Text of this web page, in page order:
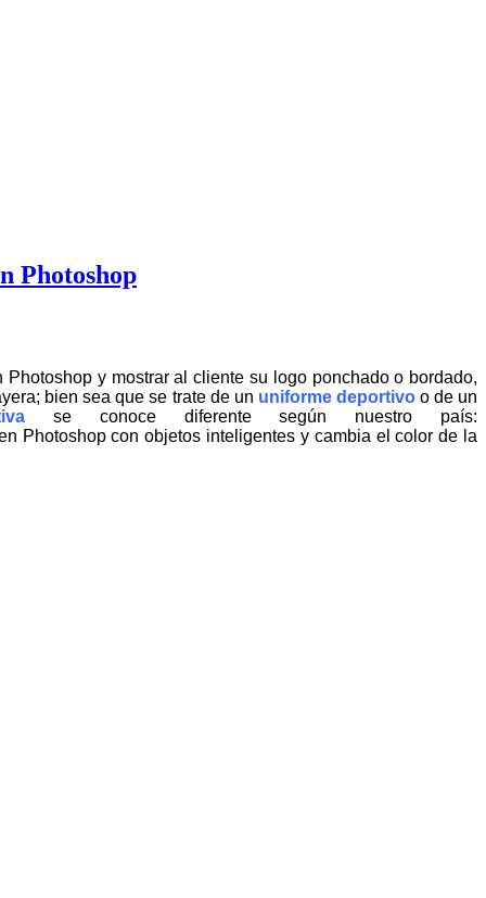
Photoshop
Photoshop y mostrar al cliente su logo ponchado o bordado,
bien sea que se trate de un uniforme deportivoo de un
se conoce diferente según nuestro país:
Photoshop con objetos inteligentes y cambia el color de la